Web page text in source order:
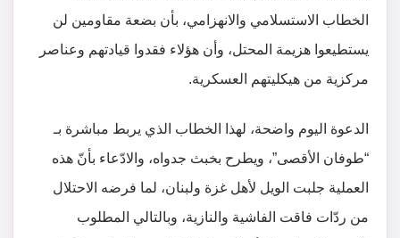
الخطاب الاستسلامي والانهزامي، بأن بضعة مقاومين لن
يستطيعوا هزيمة المحتل، وأن هؤلاء فقدوا قيادتهم وعناصر
مركزية من هيكليتهم العسكرية.
الدعوة اليوم واضحة، لهذا الخطاب الذي يربط مباشرة بـ
“طوفان الأقصى”، ويطرح بخبث جدواه، والادّعاء بأنّ هذه
العملية جلبت الويل لأهل غزة ولبنان، لما فرضه الاحتلال
من ردّات فاقت الفاشية والنازية، وبالتالي المطلوب